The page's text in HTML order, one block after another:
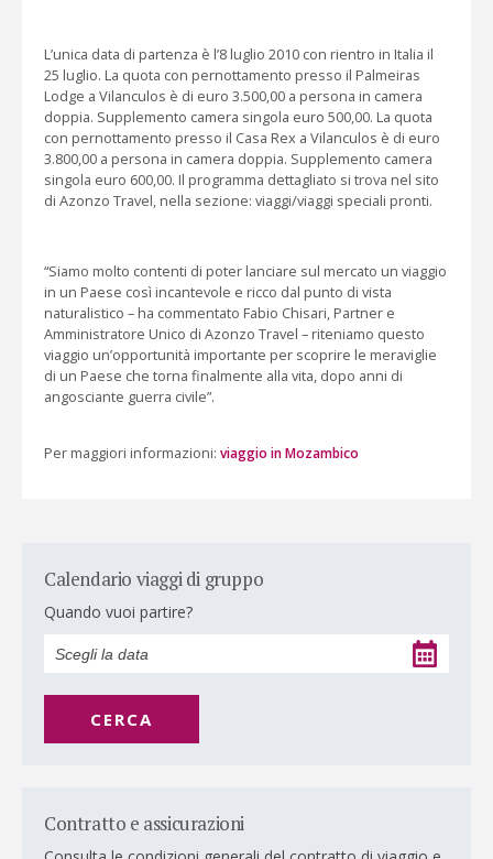
L’unica data di partenza è l’8 luglio 2010 con rientro in Italia il
25 luglio. La quota con pernottamento presso il Palmeiras
Lodge a Vilanculos è di euro 3.500,00 a persona in camera
doppia. Supplemento camera singola euro 500,00. La quota
con pernottamento presso il Casa Rex a Vilanculos è di euro
3.800,00 a persona in camera doppia. Supplemento camera
singola euro 600,00. Il programma dettagliato si trova nel sito
di Azonzo Travel, nella sezione: viaggi/viaggi speciali pronti.
“Siamo molto contenti di poter lanciare sul mercato un viaggio
in un Paese così incantevole e ricco dal punto di vista
naturalistico – ha commentato Fabio Chisari, Partner e
Amministratore Unico di Azonzo Travel – riteniamo questo
viaggio un’opportunità importante per scoprire le meraviglie
di un Paese che torna finalmente alla vita, dopo anni di
angosciante guerra civile”.
Per maggiori informazioni: viaggio in Mozambico
Calendario viaggi di gruppo
Quando vuoi partire?
CERCA
Contratto e assicurazioni